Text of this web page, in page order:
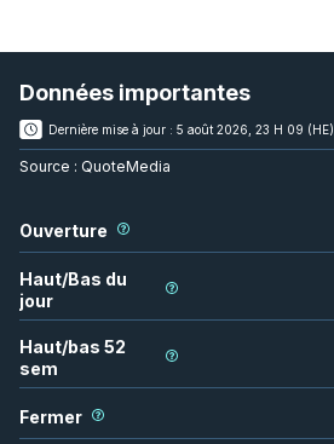
Données importantes
Dernière mise à jour : 5 août 2026, 23 H 09 (HE)
Source : QuoteMedia
Ouverture
Haut/Bas du
jour
Haut/bas 52
sem
Fermer